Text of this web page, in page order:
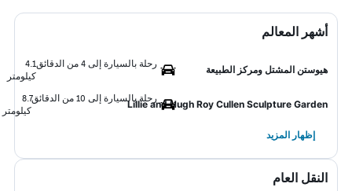
أشهر المعالم
هيوستن المشتل ومركز الطبيعة
رحلة بالسيارة إلى 4 من الدقائق
4.1
كيلومتر
Lillie and Hugh Roy Cullen Sculpture Garden
رحلة بالسيارة إلى 10 من الدقائق
8.7
كيلومتر
إظهار المزيد
النقل العام